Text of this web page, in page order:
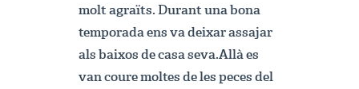
molt agraïts. Durant una bona
temporada ens va deixar assajar
als baixos de casa seva.Allà es
van coure moltes de les peces del